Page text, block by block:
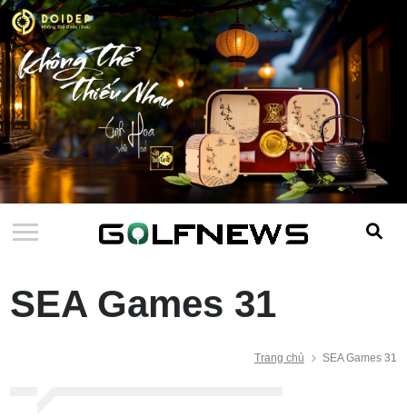
SEA Games 31
Trang chủ SEA Games 31